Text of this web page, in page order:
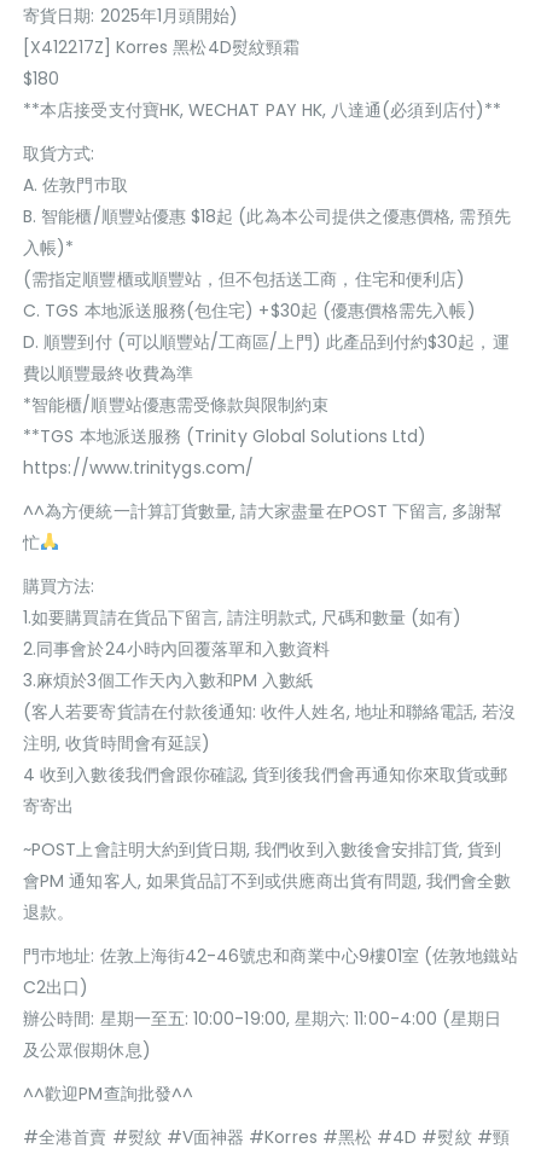
寄貨日期: 2025年1月頭開始)
[X412217Z] Korres 黑松4D熨紋頸霜
$180
**本店接受支付寶HK, WECHAT PAY HK, 八達通(必須到店付)**
取貨方式:
A. 佐敦門巿取
B. 智能櫃/順豐站優惠 $18起 (此為本公司提供之優惠價格, 需預先
入帳)*
(需指定順豐櫃或順豐站，但不包括送工商，住宅和便利店)
C. TGS 本地派送服務(包住宅) +$30起 (優惠價格需先入帳)
D. 順豐到付 (可以順豐站/工商區/上門) 此產品到付約$30起，運
費以順豐最終收費為準
*智能櫃/順豐站優惠需受條款與限制約束
**TGS 本地派送服務 (Trinity Global Solutions Ltd)
https://www.trinitygs.com/
^^為方便統一計算訂貨數量, 請大家盡量在POST 下留言, 多謝幫
忙
購買方法:
1.如要購買請在貨品下留言, 請注明款式, 尺碼和數量 (如有)
2.同事會於24小時內回覆落單和入數資料
3.麻煩於3個工作天內入數和PM 入數紙
(客人若要寄貨請在付款後通知: 收件人姓名, 地址和聯絡電話, 若沒
注明, 收貨時間會有延誤)
4 收到入數後我們會跟你確認, 貨到後我們會再通知你來取貨或郵
寄寄出
~POST上會註明大約到貨日期, 我們收到入數後會安排訂貨, 貨到
會PM 通知客人, 如果貨品訂不到或供應商出貨有問題, 我們會全數
退款。
門巿地址: 佐敦上海街42-46號忠和商業中心9樓01室 (佐敦地鐵站
C2出口)
辦公時間: 星期一至五: 10:00-19:00, 星期六: 11:00-4:00 (星期日
及公眾假期休息)
^^歡迎PM查詢批發^^
#全港首賣 #熨紋 #V面神器 #Korres #黑松 #4D #熨紋 #頸